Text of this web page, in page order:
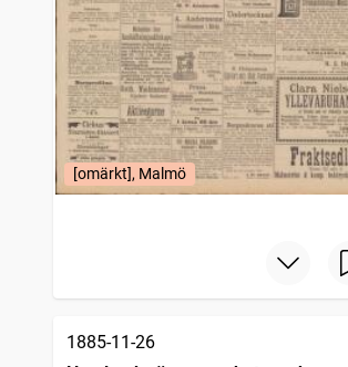
[omärkt], Malmö
1885-11-26